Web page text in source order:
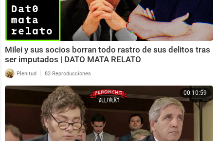
Milei y sus socios borran todo rastro de sus delitos tras
ser imputados | DATO MATA RELATO
Plenitud | 83 Reproducciones
00:10:59